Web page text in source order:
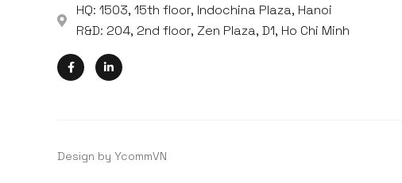
HQ: 1503, 15th floor, Indochina Plaza, Hanoi
R&D: 204, 2nd floor, Zen Plaza, D1, Ho Chi Minh
Design by YcommVN